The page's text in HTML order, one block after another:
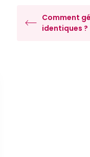
les
Afin de
nécessaire
Comment
identiques ?